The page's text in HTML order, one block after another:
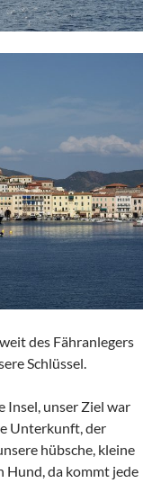
des Fähranlegers
Schlüssel.
Insel, unser Ziel war
Unterkunft, der
hübsche, kleine
Hund, da kommt jede